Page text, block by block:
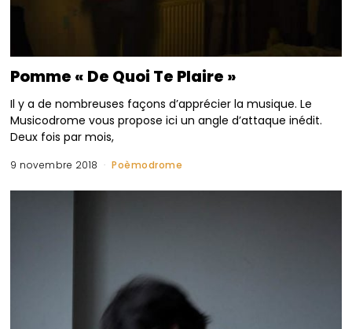
Pomme « De Quoi Te Plaire »
Il y a de nombreuses façons d’apprécier la musique. Le
Musicodrome vous propose ici un angle d’attaque inédit.
Deux fois par mois,
9 novembre 2018 Poèmodrome